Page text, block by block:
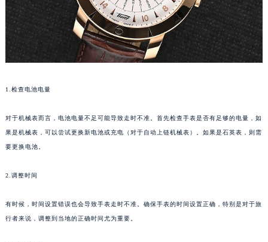
1.检查电池电量
对于机械表而言，电池电量不足可能导致走时不准。首先检查手表是否有足够的电量，如
果是机械表，可以尝试更换新电池或充电（对于自动上链机械表）。如果是石英表，则需
要更换电池。
2.调整时间
有时候，时间设置错误也会导致手表走时不准。确保手表的时间设置正确，特别是对于旅
行者来说，调整到当地的正确时间尤为重要。